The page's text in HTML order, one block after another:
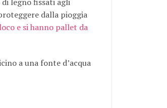
legno fissati agli
dalla pioggia
e si hanno pallet da
a una fonte d’acqua